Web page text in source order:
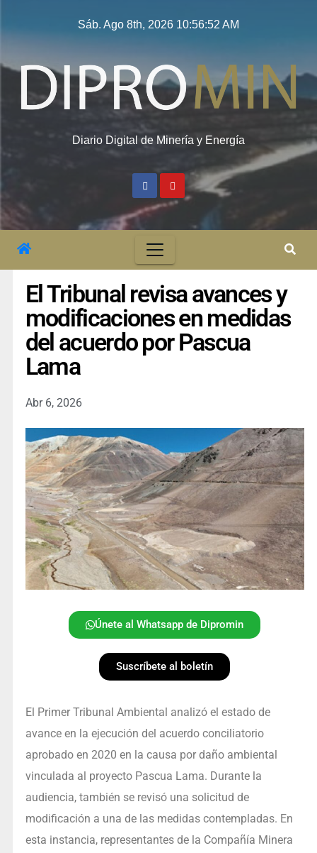
Sáb. Ago 8th, 2026 10:56:52 AM
Diario Digital de Minería y Energía
El Tribunal revisa avances y
modificaciones en medidas
del acuerdo por Pascua
Lama
Abr 6, 2026
Únete al Whatsapp de Dipromin
Suscríbete al boletín
El Primer Tribunal Ambiental analizó el estado de
avance en la ejecución del acuerdo conciliatorio
aprobado en 2020 en la causa por daño ambiental
vinculada al proyecto Pascua Lama. Durante la
audiencia, también se revisó una solicitud de
modificación a una de las medidas contempladas. En
esta instancia, representantes de la Compañía Minera